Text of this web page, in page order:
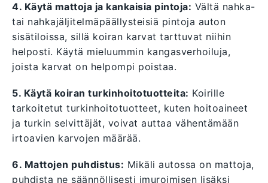
4. Käytä mattoja ja kankaisia pintoja: Vältä nahka-
tai nahkajäljitelmäpäällysteisiä pintoja auton
sisätiloissa, sillä koiran karvat tarttuvat niihin
helposti. Käytä mieluummin kangasverhoiluja,
joista karvat on helpompi poistaa.
5. Käytä koiran turkinhoitotuotteita: Koirille
tarkoitetut turkinhoitotuotteet, kuten hoitoaineet
ja turkin selvittäjät, voivat auttaa vähentämään
irtoavien karvojen määrää.
6. Mattojen puhdistus: Mikäli autossa on mattoja,
puhdista ne säännöllisesti imuroimisen lisäksi